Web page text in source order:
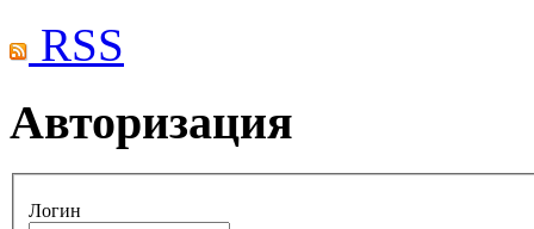
RSS
Авторизация
Логин